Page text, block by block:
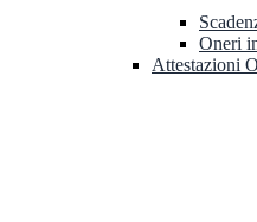
Oneri
Attestazioni